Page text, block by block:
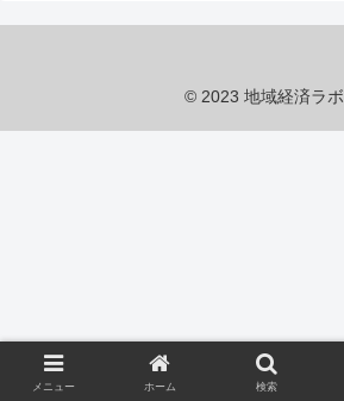
© 2023 地域経済ラボ.
メニュー ホーム 検索